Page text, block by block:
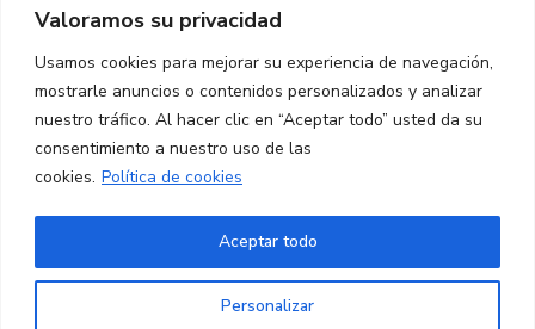
Valoramos su privacidad
Usamos cookies para mejorar su experiencia de navegación,
mostrarle anuncios o contenidos personalizados y analizar
nuestro tráfico. Al hacer clic en “Aceptar todo” usted da su
consentimiento a nuestro uso de las
cookies. Política de cookies
Personalizar
Aceptar todo
CONTACTO
Ed. K2M (Planta 1, Oficina 106)
C/ Jordi Girona 1-3
08034 Barcelona (España)
+34 93 405 44 03